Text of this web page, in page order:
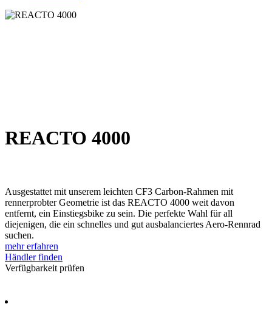
REACTO 4000
Ausgestattet mit unserem leichten CF3 Carbon-Rahmen mit
rennerprobter Geometrie ist das REACTO 4000 weit davon
entfernt, ein Einstiegsbike zu sein. Die perfekte Wahl für all
diejenigen, die ein schnelles und gut ausbalanciertes Aero-Rennrad
suchen.
mehr erfahren
Händler finden
Verfügbarkeit prüfen